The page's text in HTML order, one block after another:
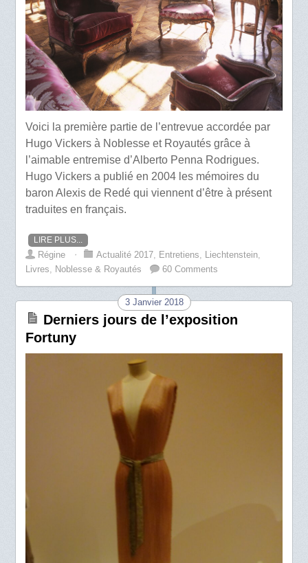
Voici la première partie de l’entrevue accordée par
Hugo Vickers à Noblesse et Royautés grâce à
l’aimable entremise d’Alberto Penna Rodrigues.
Hugo Vickers a publié en 2004 les mémoires du
baron Alexis de Redé qui viennent d’être à présent
traduites en français.
LIRE PLUS...
Régine ⋅ Actualité 2017, Entretiens, Liechtenstein,
Livres, Noblesse & Royautés 60 Comments
3 Janvier 2018
Derniers jours de l’exposition
Fortuny